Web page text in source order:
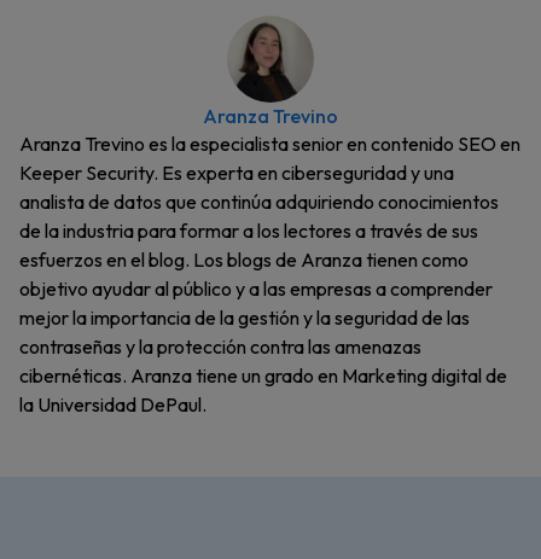
Aranza Trevino
Aranza Trevino es la especialista senior en contenido SEO en
Keeper Security. Es experta en ciberseguridad y una
analista de datos que continúa adquiriendo conocimientos
de la industria para formar a los lectores a través de sus
esfuerzos en el blog. Los blogs de Aranza tienen como
objetivo ayudar al público y a las empresas a comprender
mejor la importancia de la gestión y la seguridad de las
contraseñas y la protección contra las amenazas
cibernéticas. Aranza tiene un grado en Marketing digital de
la Universidad DePaul.